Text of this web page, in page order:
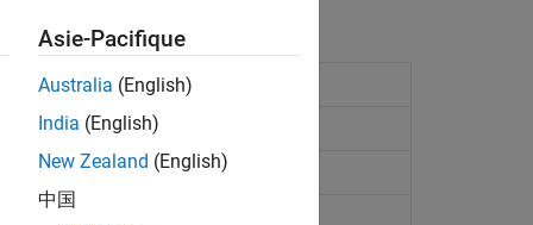
Asie-Pacifique
Australia (English)
India (English)
New Zealand (English)
中国